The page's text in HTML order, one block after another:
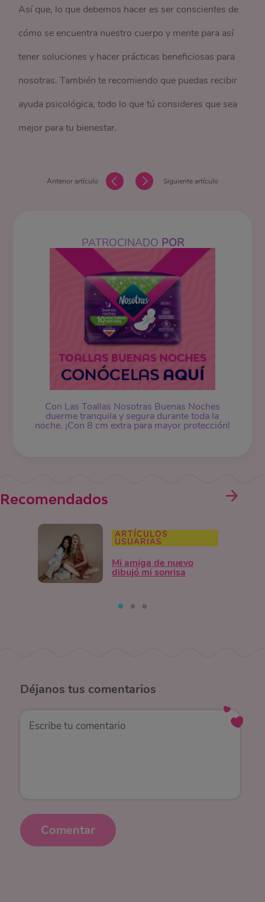
Así que, lo que debemos hacer es ser conscientes de
cómo se encuentra nuestro cuerpo y mente para así
tener soluciones y hacer prácticas beneficiosas para
nosotras. También te recomiendo que puedas recibir
ayuda psicológica, todo lo que tú consideres que sea
mejor para tu bienestar.
Anterior artículo Siguiente artículo
PATROCINADO POR
Con Las Toallas Nosotras Buenas Noches
duerme tranquila y segura durante toda la
noche. ¡Con 8 cm extra para mayor protección!
Recomendados
ARTÍCULOS
USUARIAS
Mi amiga de nuevo
dibujó mi sonrisa
Déjanos tus comentarios
Comentar